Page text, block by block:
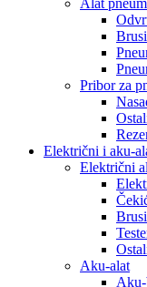
Pribor za
Električni i aku-
Električni
Aku-alat